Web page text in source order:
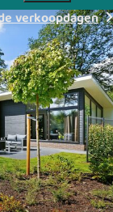
verkoopdagen